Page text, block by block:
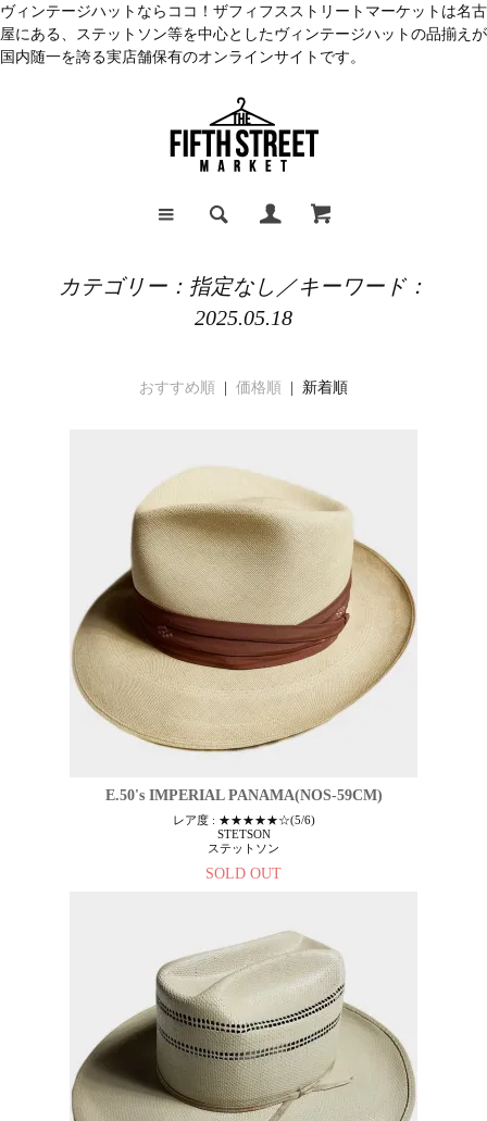
ヴィンテージハットならココ！ザフィフスストリートマーケットは名古
屋にある、ステットソン等を中心としたヴィンテージハットの品揃えが
国内随一を誇る実店舗保有のオンラインサイトです。
カテゴリー：指定なし／キーワード：
2025.05.18
おすすめ順 価格順 | 新着順
E.50's IMPERIAL PANAMA(NOS-59CM)
レア度 : ★★★★★☆(5/6)
STETSON
ステットソン
SOLD OUT